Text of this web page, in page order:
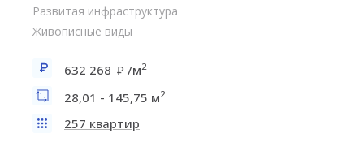
Развитая инфраструктура
Живописные виды
632 268 /м2
28,01 - 145,75 м2
257 квартир